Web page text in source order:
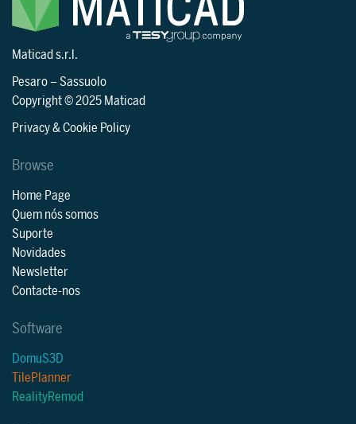
Maticad s.r.l.
Pesaro–Sassuolo
Copyright © 2025 Maticad
Privacy & Cookie Policy
Browse
Home Page
Quem nós somos
Suporte
Novidades
Newsletter
Contacte-nos
Software
DomuS3D
TilePlanner
RealityRemod